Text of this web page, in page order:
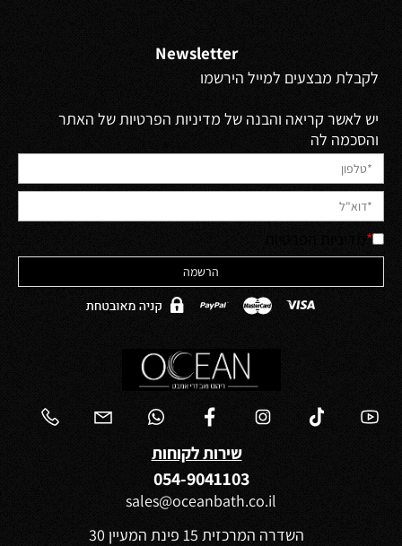
Newsletter
לקבלת מבצעים למייל הירשמו
יש לאשר קריאה והבנה של מדיניות הפרטיות של האתר
והסכמה לה
*
שירות לקוחות
054-9041103
sales@oceanbath.co.il
השדרה המרכזית 15 פינת המעיין 30